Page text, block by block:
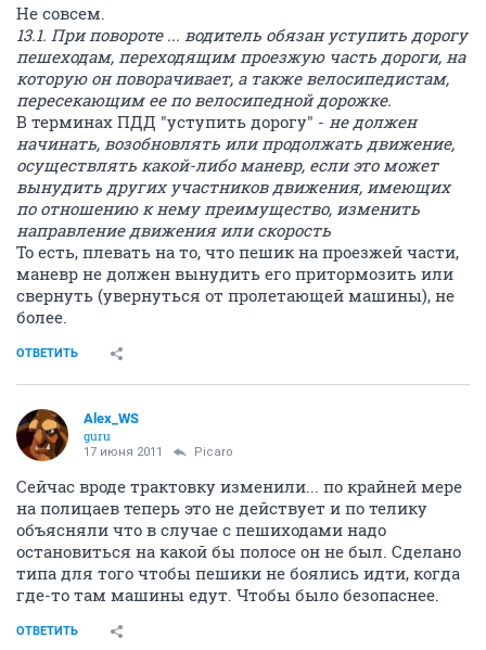
Не совсем.
13.1. При повороте ... водитель обязан уступить дорогу
пешеходам, переходящим проезжую часть дороги, на
которую он поворачивает, а также велосипедистам,
пересекающим ее по велосипедной дорожке.
В терминах ПДД "уступить дорогу" - не должен
начинать, возобновлять или продолжать движение,
осуществлять какой-либо маневр, если это может
вынудить других участников движения, имеющих
по отношению к нему преимущество, изменить
направление движения или скорость
То есть, плевать на то, что пешик на проезжей части,
маневр не должен вынудить его притормозить или
свернуть (увернуться от пролетающей машины), не
более.
ОТВЕТИТЬ
Alex_WS
guru
17 июня 2011 Picaro
Сейчас вроде трактовку изменили... по крайней мере
на полицаев теперь это не действует и по телику
объясняли что в случае с пешиходами надо
остановиться на какой бы полосе он не был. Сделано
типа для того чтобы пешики не боялись идти, когда
где-то там машины едут. Чтобы было безопаснее.
ОТВЕТИТЬ